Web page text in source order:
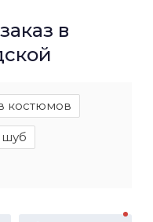
в
костюмов